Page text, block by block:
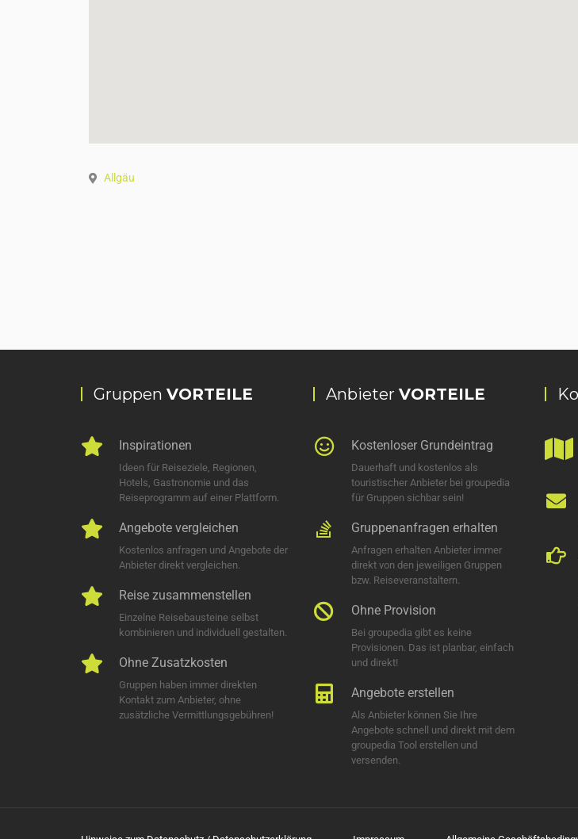
Allgäu
Gruppen VORTEILE
Inspirationen
Ideen für Reiseziele, Regionen,
Hotels, Gastronomie und das
Reiseprogramm auf einer Plattform.
Angebote vergleichen
Kostenlos anfragen und Angebote der
Anbieter direkt vergleichen.
Reise zusammenstellen
Einzelne Reisebausteine selbst
kombinieren und individuell gestalten.
Ohne Zusatzkosten
Gruppen haben immer direkten
Kontakt zum Anbieter, ohne
zusätzliche Vermittlungsgebühren!
Anbieter VORTEILE
Kostenloser Grundeintrag
Dauerhaft und kostenlos als
touristischer Anbieter bei groupedia
für Gruppen sichbar sein!
Gruppenanfragen erhalten
Anfragen erhalten Anbieter immer
direkt von den jeweiligen Gruppen
bzw. Reiseveranstaltern.
Ohne Provision
Bei groupedia gibt es keine
Provisionen. Das ist planbar, einfach
und direkt!
Angebote erstellen
Als Anbieter können Sie Ihre
Angebote schnell und direkt mit dem
groupedia Tool erstellen und
versenden.